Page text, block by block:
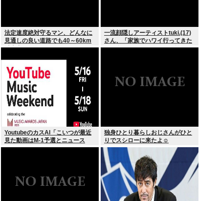
法定速度絶対守るマン、どんなに
見通しの良い道路でも40～60km
以上出さない
一流顔隠しアーティストtuki.(17)
さん、「家族でハワイ行ってきた
w」 自己顕示欲がどんどん抑えら
YoutubeのカスAI「こいつが最近
見た動画はM-1予選とニュース
か…」
独身ひとり暮らしおじさんがひと
りでスシローに来たよ☺